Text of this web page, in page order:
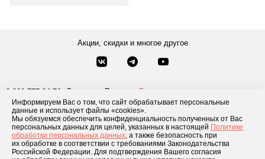
Информируем Вас о том, что сайт обрабатывает персональные
данные и использует файлы «cookies».
Мы обязуемся обеспечить конфиденциальность полученных от Вас
персональных данных для целей, указанных в настоящей Политике
обработки персональных данных, а также безопасность при
их обработке в соответствии с требованиями Законодательства
Российской Федерации. Для подтверждения Вашего согласия
Акции, скидки и многое другое
8-800-777-84-76 Звонки по России
Заказать звонок
8 495 181-69-06
Москва
Каталог товаров О компании Доставка и оплата Блог
Условия рассрочки
Контакты